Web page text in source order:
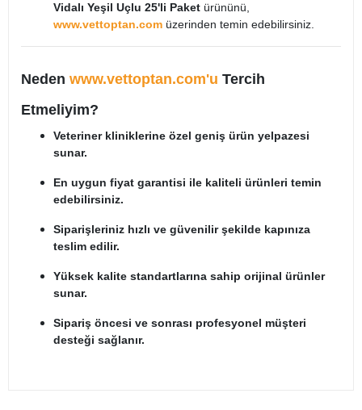
Vidalı Yeşil Uçlu 25'li Paket ürününü,
www.vettoptan.com üzerinden temin edebilirsiniz.
Neden www.vettoptan.com'u Tercih
Etmeliyim?
Veteriner kliniklerine özel geniş ürün yelpazesi
sunar.
En uygun fiyat garantisi ile kaliteli ürünleri temin
edebilirsiniz.
Siparişleriniz hızlı ve güvenilir şekilde kapınıza
teslim edilir.
Yüksek kalite standartlarına sahip orijinal ürünler
sunar.
Sipariş öncesi ve sonrası profesyonel müşteri
desteği sağlanır.